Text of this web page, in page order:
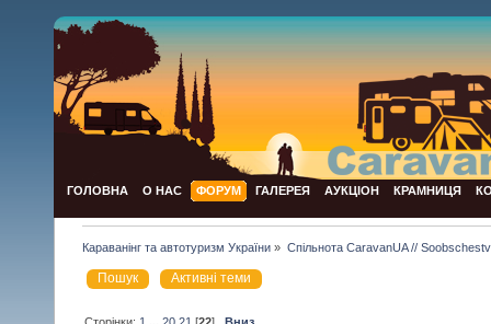
ГОЛОВНА О НАС ФОРУМ ГАЛЕРЕЯ АУКЦІОН КРАМНИЦЯ
Караванінг та автотуризм України » Спільнота CaravanUA //
Пошук Активні теми